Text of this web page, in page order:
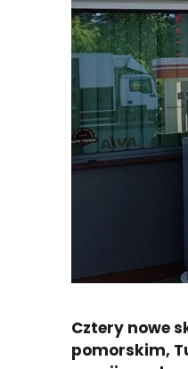
Cztery nowe
pomorskim,